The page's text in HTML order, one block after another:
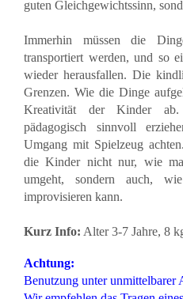
guten Gleichgewichtssinn,
Immerhin müssen die
transportiert werden, und so
wieder herausfallen. Die
Grenzen. Wie die Dinge
Kreativität der Kinder
pädagogisch sinnvoll
Umgang mit Spielzeug
die Kinder nicht nur, wie
umgeht, sondern auch,
improvisieren kann.
Kurz Info: Alter 3-7 Jahre, 8
Achtung:
Benutzung unter unmittelbarer